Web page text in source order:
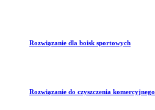
Rozwiązanie dla boisk sportowych
Rozwiązanie do czyszczenia komercyjnego